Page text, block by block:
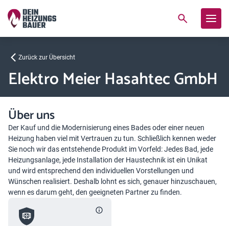
Zurück zur Übersicht
Elektro Meier Hasahtec GmbH
Über uns
Der Kauf und die Modernisierung eines Bades oder einer neuen
Heizung haben viel mit Vertrauen zu tun. Schließlich kennen weder
Sie noch wir das entstehende Produkt im Vorfeld: Jedes Bad, jede
Heizungsanlage, jede Installation der Haustechnik ist ein Unikat
und wird entsprechend den individuellen Vorstellungen und
Wünschen realisiert. Deshalb lohnt es sich, genauer hinzuschauen,
wenn es darum geht, den geeigneten Partner zu finden.